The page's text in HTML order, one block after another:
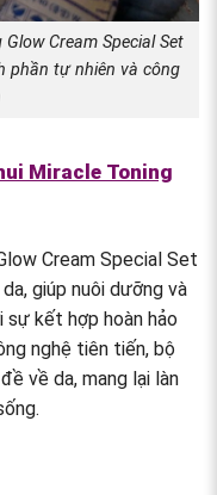
Cream Special Set
phần tự nhiên và công
Miracle Toning
Cream Special Set
giúp nuôi dưỡng và
sự kết hợp hoàn hảo
nghệ tiên tiến, bộ
về da, mang lại làn